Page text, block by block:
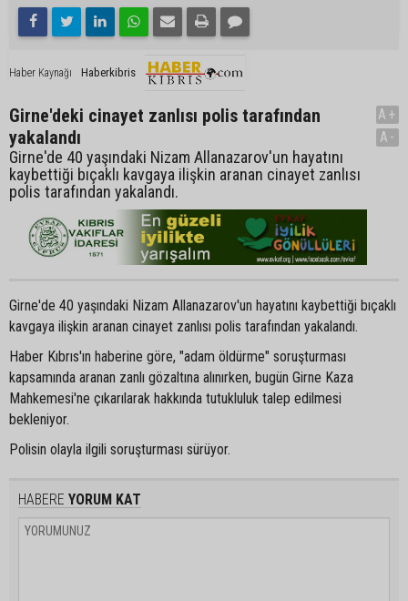
Haber Kaynağı Haberkibris
Girne'deki cinayet zanlısı polis tarafından
yakalandı
Girne'de 40 yaşındaki Nizam Allanazarov'un hayatını
kaybettiği bıçaklı kavgaya ilişkin aranan cinayet zanlısı
polis tarafından yakalandı.
A+
A-
Girne'de 40 yaşındaki Nizam Allanazarov'un hayatını kaybettiği bıçaklı
kavgaya ilişkin aranan cinayet zanlısı polis tarafından yakalandı.
Haber Kıbrıs'ın haberine göre, "adam öldürme" soruşturması
kapsamında aranan zanlı gözaltına alınırken, bugün Girne Kaza
Mahkemesi'ne çıkarılarak hakkında tutukluluk talep edilmesi
bekleniyor.
Polisin olayla ilgili soruşturması sürüyor.
HABERE YORUM KAT